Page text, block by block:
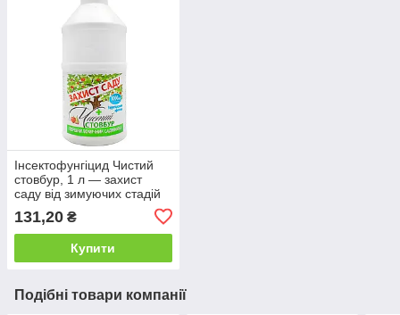
Інсектофунгіцид Чистий
стовбур, 1 л — захист
саду від зимуючих стадій
131,20 ₴
Купити
Подібні товари компанії